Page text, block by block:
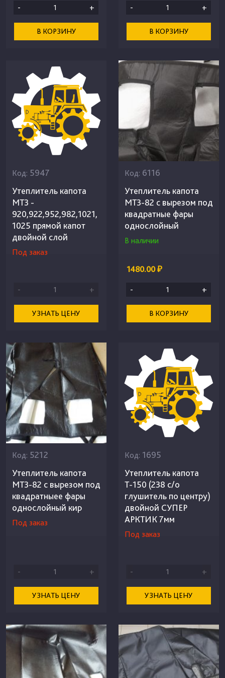
- +
В КОРЗИНУ
- +
В КОРЗИНУ
Код: 5947
Утеплитель капота
МТЗ -
920,922,952,982,1021,
1025 прямой капот
двойной слой
Под заказ
- +
УЗНАТЬ ЦЕНУ
Код: 6116
Утеплитель капота
МТЗ-82 с вырезом под
квадратные фары
однослойный
В наличии
1480.00 ₽
- +
В КОРЗИНУ
Код: 5212
Утеплитель капота
МТЗ-82 с вырезом под
квадратныее фары
однослойный кир
Под заказ
- +
УЗНАТЬ ЦЕНУ
Код: 1695
Утеплитель капота
Т-150 (238 с/о
глушитель по центру)
двойной СУПЕР
АРКТИК 7мм
Под заказ
- +
УЗНАТЬ ЦЕНУ